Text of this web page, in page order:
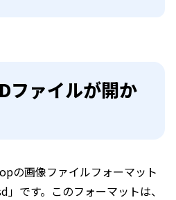
ファイルが開か
の画像ファイルフォーマット
です。このフォーマットは、